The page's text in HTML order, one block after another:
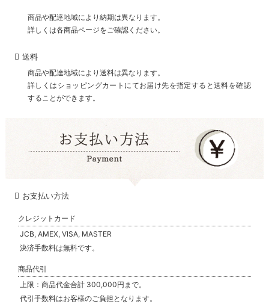
商品や配達地域により納期は異なります。
詳しくは各商品ページをご確認ください。
送料
商品や配達地域により送料は異なります。
詳しくはショッピングカートにてお届け先を指定すると送料を確認
することができます。
お支払い方法
クレジットカード
JCB, AMEX, VISA, MASTER
決済手数料は無料です。
商品代引
上限：商品代金合計 300,000円まで。
代引手数料はお客様のご負担となります。